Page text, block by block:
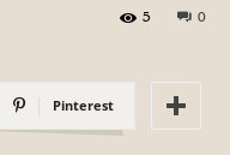
0
5
Pinterest